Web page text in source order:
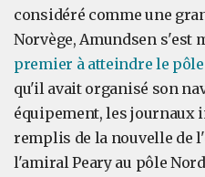
considéré comme une
Norvège, Amundsen s'est
premier à atteindre le
qu'il avait organisé son
équipement, les journaux
remplis de la nouvelle de
l'amiral Peary au pôle